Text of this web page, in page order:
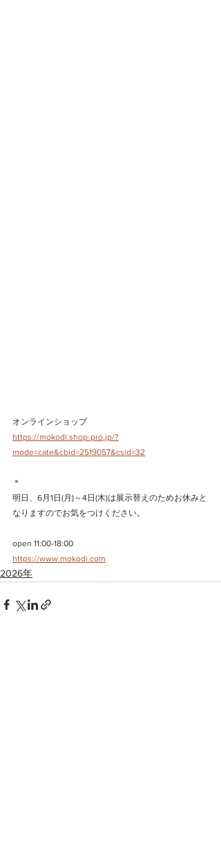
オンラインショップ
https://mokodi.shop-pro.jp/?
mode=cate&cbid=2519057&csid=32
＊
明日、6月1日(月)～4日(木)は展示替えのためお休みと
なりますのでお気をつけください。
open 11:00-18:00
https://www.mokodi.com
2026年